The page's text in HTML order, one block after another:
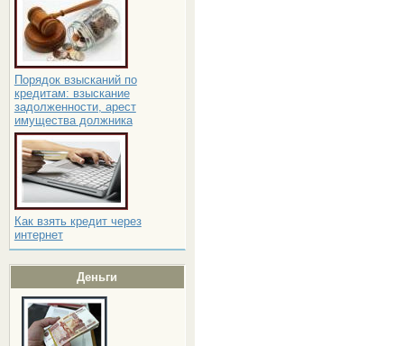
Порядок взысканий по
кредитам: взыскание
задолженности, арест
имущества должника
Как взять кредит через
интернет
Деньги